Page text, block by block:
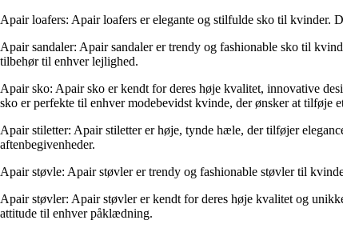
Apair loafers: Apair loafers er elegante og stilfulde sko til kvinder.
Apair sandaler: Apair sandaler er trendy og fashionable sko til
tilbehør til enhver lejlighed.
Apair sko: Apair sko er kendt for deres høje kvalitet, innovative
sko er perfekte til enhver modebevidst kvinde, der ønsker at tilføje
Apair stiletter: Apair stiletter er høje, tynde hæle, der tilføjer
aftenbegivenheder.
Apair støvle: Apair støvler er trendy og fashionable støvler til
Apair støvler: Apair støvler er kendt for deres høje kvalitet og
attitude til enhver påklædning.